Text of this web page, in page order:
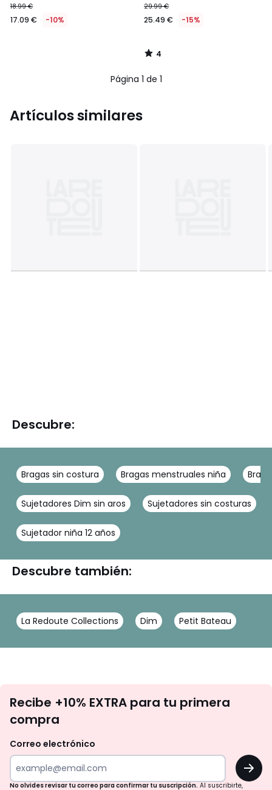
18.99 €
17.09 € -10%
29.99 €
25.49 € -15%
4
/
Página 1 de 1
Artículos similares
Descubre:
Bragas sin costura Bragas menstruales niña
Sujetadores Dim sin aros Sujetadores sin costuras
Sujetador niña 12 años
Descubre también:
La Redoute Collections Dim Petit Bateau
te
tu
Recibe +10% EXTRA para tu primera
compra
Correo electrónico
OK
No olvides revisar tu correo para confirmar tu suscripción. Al suscribirte,